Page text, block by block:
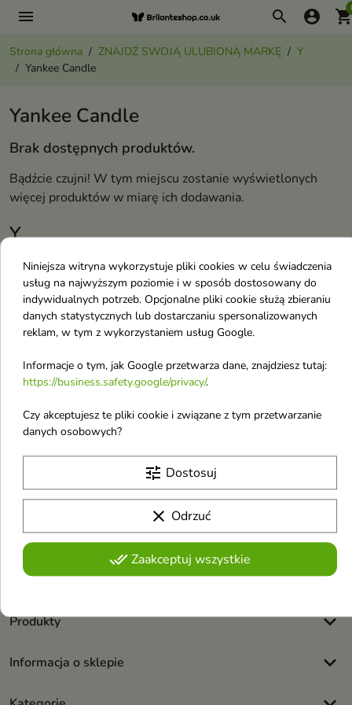
menu search account_circle
Strona główna ZNAJDŹ SWOJĄ ULUBIONĄ MARKĘ
Y
Yankee Candle
Y
Yankee Candle
Yope
Yumi
Yankee Candle
Brak dostępnych produktów.
Bądźcie czujni! W tym miejscu zostanie wyświetlonych
więcej produktów w miarę ich dodawania.
Otrzymuj informację o nowościach i
wyprzedażach
Możesz zrezygnować w każdej chwili. W tym celu należy odnaleźć
szczegóły w naszej informacji prawnej.
Produkty keyboard_arrow_down
Informacja o sklepie keyboard_arrow_down
Niniejsza witryna wykorzystuje pliki cookies w celu świadczenia
usług na najwyższym poziomie i w sposób dostosowany do
indywidualnych potrzeb. Opcjonalne pliki cookie służą zbieraniu
danych statystycznych lub dostarczaniu spersonalizowanych
reklam, w tym z wykorzystaniem usług Google.
Informacje o tym, jak Google przetwarza dane, znajdziesz tutaj:
https://business.safety.google/privacy/.
Czy akceptujesz te pliki cookie i związane z tym przetwarzanie
danych osobowych?
tune Dostosuj
clear Odrzuć
done_allZaakceptuj wszystkie